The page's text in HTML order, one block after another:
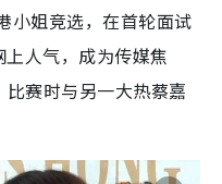
小姐竞选，在首轮面试
人气，成为传媒焦
赛时与另一大热蔡嘉